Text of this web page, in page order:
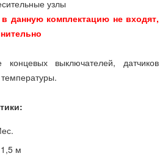
узлы
данную комплектацию не входят,
выключателей, датчиков
м